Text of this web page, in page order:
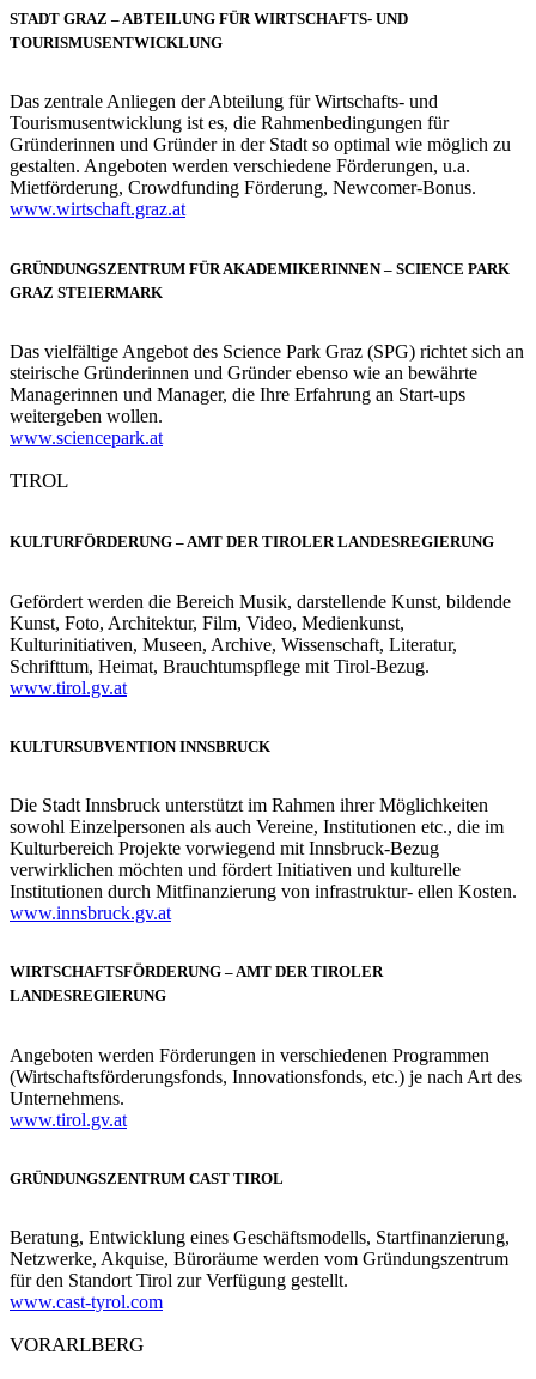
STADT GRAZ – ABTEILUNG FÜR WIRTSCHAFTS- UND
TOURISMUSENTWICKLUNG
Das zentrale Anliegen der Abteilung für Wirtschafts- und
Tourismusentwicklung ist es, die Rahmenbedingungen für
Gründerinnen und Gründer in der Stadt so optimal wie möglich zu
gestalten. Angeboten werden verschiedene Förderungen, u.a.
Mietförderung, Crowdfunding Förderung, Newcomer-Bonus.
www.wirtschaft.graz.at
GRÜNDUNGSZENTRUM FÜR AKADEMIKERINNEN – SCIENCE PARK
GRAZ STEIERMARK
Das vielfältige Angebot des Science Park Graz (SPG) richtet sich an
steirische Gründerinnen und Gründer ebenso wie an bewährte
Managerinnen und Manager, die Ihre Erfahrung an Start-ups
weitergeben wollen.
www.sciencepark.at
TIROL
KULTURFÖRDERUNG – AMT DER TIROLER LANDESREGIERUNG
Gefördert werden die Bereich Musik, darstellende Kunst, bildende
Kunst, Foto, Architektur, Film, Video, Medienkunst,
Kulturinitiativen, Museen, Archive, Wissenschaft, Literatur,
Schrifttum, Heimat, Brauchtumspflege mit Tirol-Bezug.
www.tirol.gv.at
KULTURSUBVENTION INNSBRUCK
Die Stadt Innsbruck unterstützt im Rahmen ihrer Möglichkeiten
sowohl Einzelpersonen als auch Vereine, Institutionen etc., die im
Kulturbereich Projekte vorwiegend mit Innsbruck-Bezug
verwirklichen möchten und fördert Initiativen und kulturelle
Institutionen durch Mitfinanzierung von infrastruktur- ellen Kosten.
www.innsbruck.gv.at
WIRTSCHAFTSFÖRDERUNG – AMT DER TIROLER
LANDESREGIERUNG
Angeboten werden Förderungen in verschiedenen Programmen
(Wirtschaftsförderungsfonds, Innovationsfonds, etc.) je nach Art des
Unternehmens.
www.tirol.gv.at
GRÜNDUNGSZENTRUM CAST TIROL
Beratung, Entwicklung eines Geschäftsmodells, Startfinanzierung,
Netzwerke, Akquise, Büroräume werden vom Gründungszentrum
für den Standort Tirol zur Verfügung gestellt.
www.cast-tyrol.com
VORARLBERG